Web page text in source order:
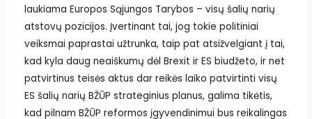
laukiama Europos Sąjungos Tarybos – visų šalių narių
atstovų pozicijos. Įvertinant tai, jog tokie politiniai
veiksmai paprastai užtrunka, taip pat atsižvelgiant į tai,
kad kyla daug neaiškumų dėl Brexit ir ES biudžeto, ir net
patvirtinus teisės aktus dar reikės laiko patvirtinti visų
ES šalių narių BŽŪP strateginius planus, galima tikėtis,
kad pilnam BŽŪP reformos įgyvendinimui bus reikalingas